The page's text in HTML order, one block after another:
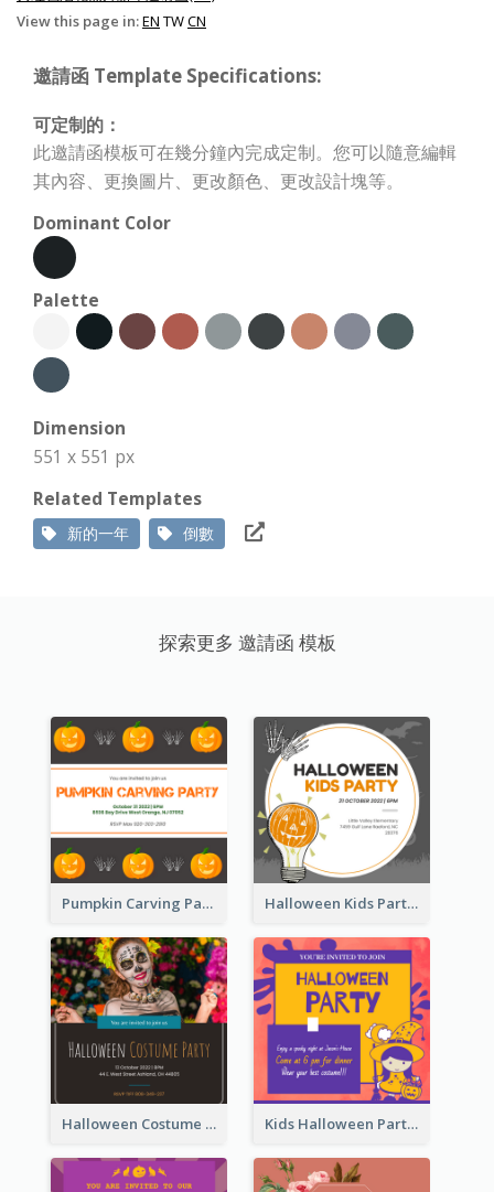
View this page in:EN TWCN
邀請函 Template Specifications:
可定制的：
此邀請函模板可在幾分鐘內完成定制。您可以隨意編輯
其內容、更換圖片、更改顏色、更改設計塊等。
Dominant Color
Palette
Dimension
551 x 551 px
Related Templates
新的一年 倒數
探索更多 邀請函 模板
Pumpkin Carving Party Invitation Halloween Kids Party Invitation
Halloween Costume Party Invitation Kids Halloween Party Invitation